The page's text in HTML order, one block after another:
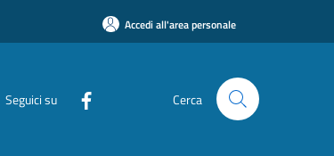
Accedi all'area personale
Seguici su Cerca